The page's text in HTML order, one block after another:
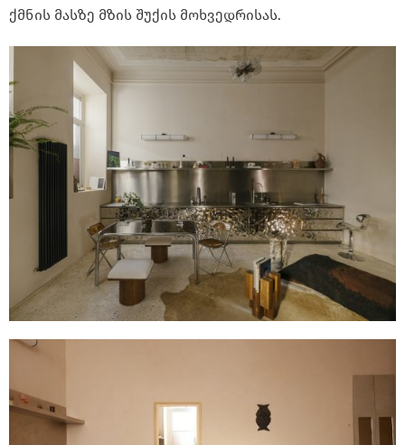
ქმნის მასზე მზის შუქის მოხვედრისას.